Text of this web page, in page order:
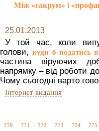
Між «сакрум» і
25.01.2013
У той час, коли
голови,куди б податись
частина віруючих
напрямку – від роботи
Чому сьогодні варто
Інтернет видання
770 771 772 773 774 775